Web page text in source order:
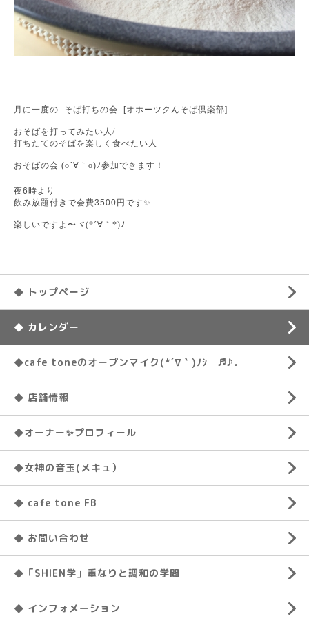
月に一度の そば打ちの会 [オホーツクんそば倶楽部]
おそばを打ってみたい人/
打ちたてのそばを楽しく食べたい人
おそばの会 (o´∀｀o)ﾉ参加できます！
夜6 時より
飲み放題付きで会費3500 円です✨
楽しいですよ〜ヾ(*´∀｀*)ﾉ
◆ トップページ
◆ カレンダー
◆cafe toneのオープンマイク(*´∇｀)ﾉｼ ♬♪♩
◆ 店舗情報
◆オーナー✨プロフィール
◆女神の音玉(メキュ）
◆ cafe tone FB
◆ お問い合わせ
◆「SHIEN学」重なりと調和の学問
◆ インフォメーション